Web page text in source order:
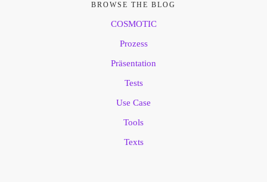
BROWSE THE BLOG
COSMOTIC
Prozess
Präsentation
Tests
Use Case
Tools
Texts